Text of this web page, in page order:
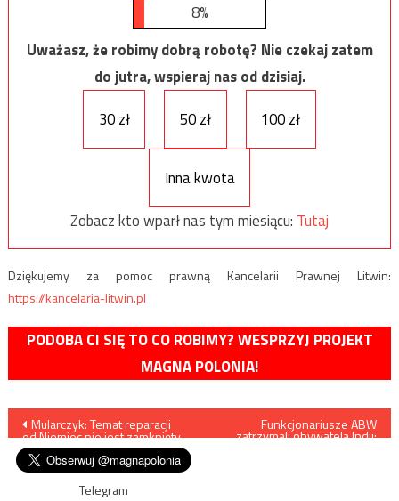
8%
Uważasz, że robimy dobrą robotę? Nie czekaj zatem
do jutra, wspieraj nas od dzisiaj.
30 zł
50 zł 100 zł
Inna kwota
Zobacz kto wparł nas tym miesiącu: Tutaj
Dziękujemy za pomoc prawną Kancelarii Prawnej Litwin:
https://kancelaria-litwin.pl
PODOBA CI SIĘ TO CO ROBIMY? WESPRZYJ PROJEKT
MAGNA POLONIA!
Nawigacja
wpisu
Mularczyk: Temat reparacji
od Niemiec nie jest zamknięty
Funkcjonariusze ABW
zatrzymali obywatela Indii:
Telegram